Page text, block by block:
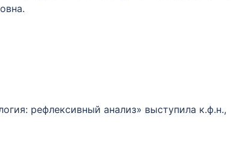
рефлексивный анализ» выступила к.ф.н.,